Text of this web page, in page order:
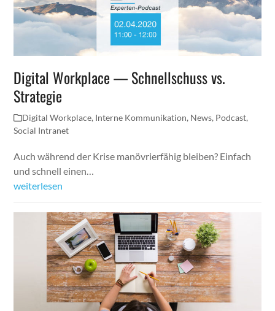
Digital Workplace — Schnellschuss vs.
Strategie
Digital Workplace, Interne Kommunikation, News, Podcast,
Social Intranet
Auch während der Krise manövrierfähig bleiben? Einfach
und schnell einen…
weiterlesen